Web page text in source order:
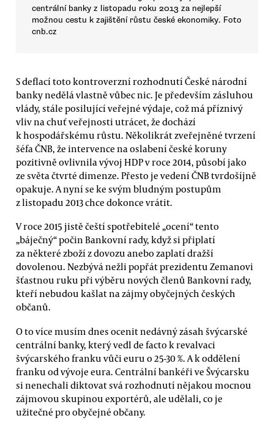
centrální banky z listopadu roku 2013 za nejlepší
možnou cestu k zajištění růstu české ekonomiky. Foto
cnb.cz
S deflací toto kontroverzní rozhodnutí České národní
banky nedělá vlastně vůbec nic. Je především zásluhou
vlády, stále posilující veřejné výdaje, což má příznivý
vliv na chuť veřejnosti utrácet, že dochází
k hospodářskému růstu. Několikrát zveřejněné tvrzení
šéfa ČNB, že intervence na oslabení české koruny
pozitivně ovlivnila vývoj HDP v roce 2014, působí jako
ze světa čtvrté dimenze. Přesto je vedení ČNB tvrdošíjně
opakuje. A nyní se ke svým bludným postupům
z listopadu 2013 chce dokonce vrátit.
V roce 2015 jistě čeští spotřebitelé „ocení“ tento
„báječný“ počin Bankovní rady, když si připlatí
za některé zboží z dovozu anebo zaplatí dražší
dovolenou. Nezbývá nežli popřát prezidentu Zemanovi
šťastnou ruku při výběru nových členů Bankovní rady,
kteří nebudou kašlat na zájmy obyčejných českých
občanů.
O to více musím dnes ocenit nedávný zásah švýcarské
centrální banky, který vedl de facto k revalvaci
švýcarského franku vůči euru o 25-30 %. A k oddělení
franku od vývoje eura. Centrální bankéři ve Švýcarsku
si nenechali diktovat svá rozhodnutí nějakou mocnou
zájmovou skupinou exportérů, ale udělali, co je
užitečné pro obyčejné občany.